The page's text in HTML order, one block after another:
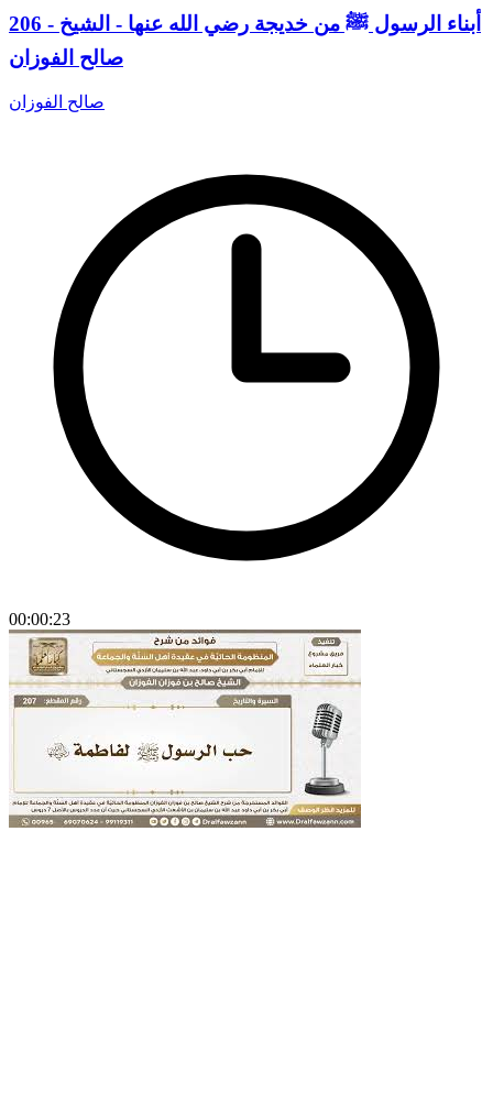
206 - أبناء الرسول ﷺ من خديجة رضي الله عنها - الشيخ
صالح الفوزان
صالح الفوزان
00:00:23